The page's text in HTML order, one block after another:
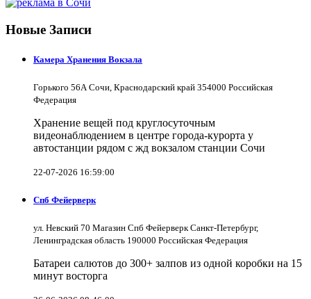
Новые Записи
Камера Хранения Вокзала
Горького 56А Сочи, Краснодарский край 354000 Российская
Федерация
Хранение вещей под круглосуточным
видеонаблюдением в центре города-курорта у
автостанции рядом с жд вокзалом станции Сочи
22-07-2026 16:59:00
Спб Фейерверк
ул. Невский 70 Магазин Спб Фейерверк Санкт-Петербург,
Ленинградская область 190000 Российская Федерация
Батареи салютов до 300+ залпов из одной коробки на 15
минут восторга